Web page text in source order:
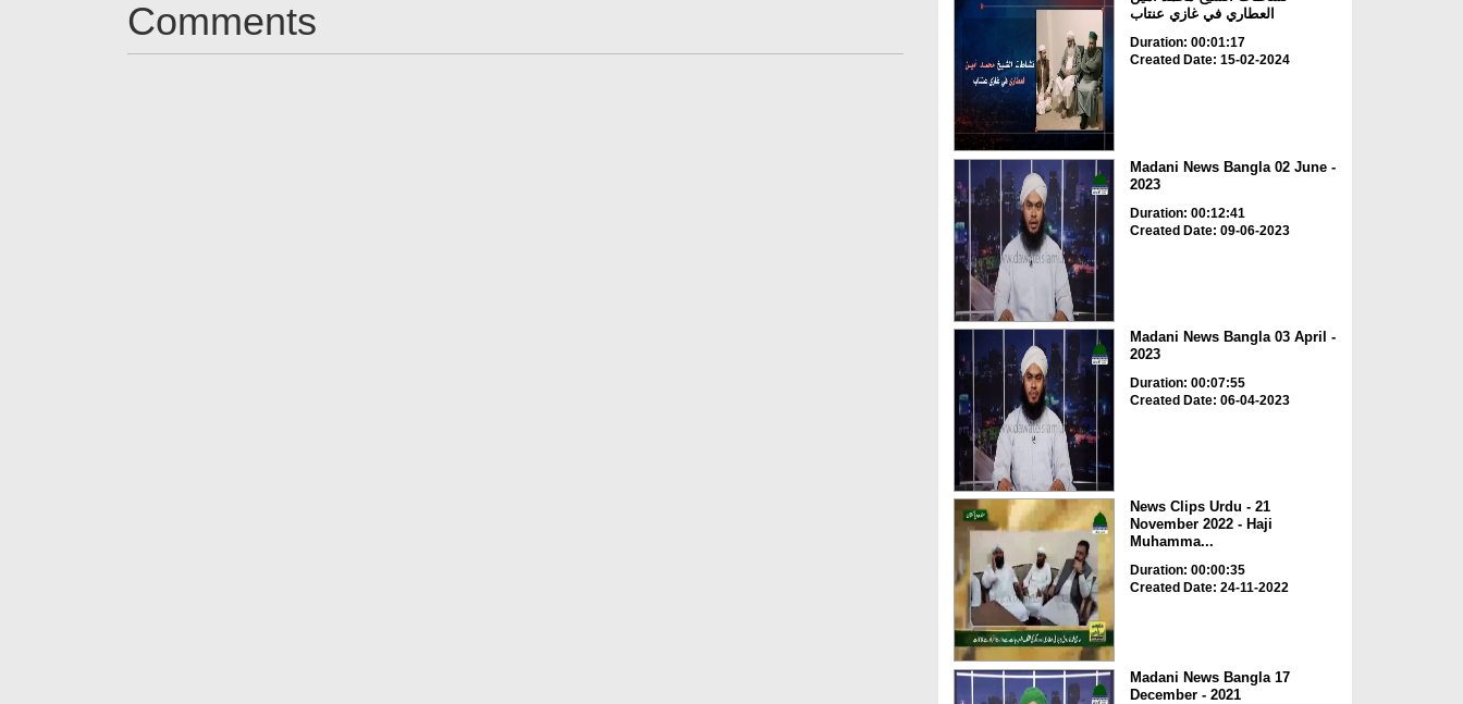
Comments
العطاري في غازي عنتاب
Duration: 00:01:17
Created Date: 15-02-2024
Madani News Bangla 02 June -
2023
Duration: 00:12:41
Created Date: 09-06-2023
Madani News Bangla 03 April -
2023
Duration: 00:07:55
Created Date: 06-04-2023
News Clips Urdu - 21
November 2022 - Haji
Muhamma...
Duration: 00:00:35
Created Date: 24-11-2022
Madani News Bangla 17
December - 2021